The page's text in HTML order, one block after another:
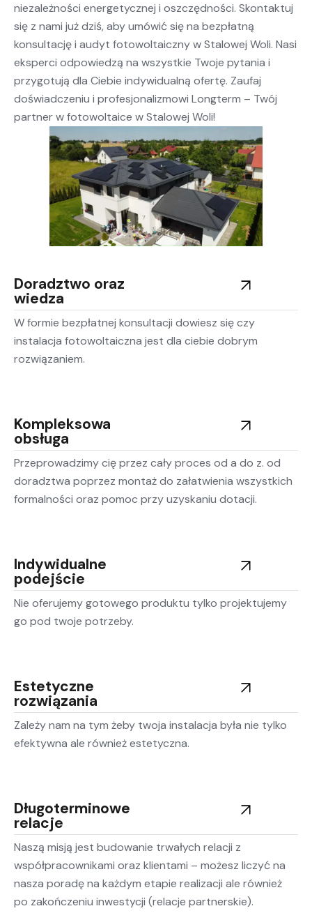
niezależności energetycznej i oszczędności. Skontaktuj
się z nami już dziś, aby umówić się na bezpłatną
konsultację i audyt fotowoltaiczny w Stalowej Woli. Nasi
eksperci odpowiedzą na wszystkie Twoje pytania i
przygotują dla Ciebie indywidualną ofertę. Zaufaj
doświadczeniu i profesjonalizmowi Longterm – Twój
partner w fotowoltaice w Stalowej Woli!
Doradztwo oraz
wiedza
W formie bezpłatnej konsultacji dowiesz się czy
instalacja fotowoltaiczna jest dla ciebie dobrym
rozwiązaniem.
Kompleksowa
obsługa
Przeprowadzimy cię przez cały proces od a do z. od
doradztwa poprzez montaż do załatwienia wszystkich
formalności oraz pomoc przy uzyskaniu dotacji.
Indywidualne
podejście
Nie oferujemy gotowego produktu tylko projektujemy
go pod twoje potrzeby.
Estetyczne
rozwiązania
Zależy nam na tym żeby twoja instalacja była nie tylko
efektywna ale również estetyczna.
Długoterminowe
relacje
Naszą misją jest budowanie trwałych relacji z
współpracownikami oraz klientami – możesz liczyć na
nasza poradę na każdym etapie realizacji ale również
po zakończeniu inwestycji (relacje partnerskie).